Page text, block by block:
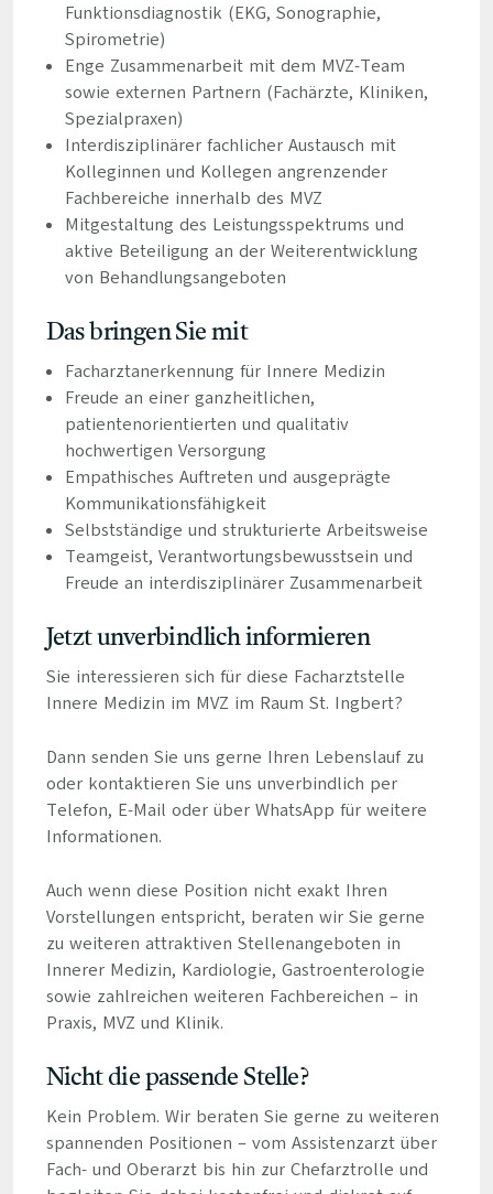
Funktionsdiagnostik (EKG, Sonographie,
Spirometrie)
Enge Zusammenarbeit mit dem MVZ-Team
sowie externen Partnern (Fachärzte, Kliniken,
Spezialpraxen)
Interdisziplinärer fachlicher Austausch mit
Kolleginnen und Kollegen angrenzender
Fachbereiche innerhalb des MVZ
Mitgestaltung des Leistungsspektrums und
aktive Beteiligung an der Weiterentwicklung
von Behandlungsangeboten
Das bringen Sie mit
Facharztanerkennung für Innere Medizin
Freude an einer ganzheitlichen,
patientenorientierten und qualitativ
hochwertigen Versorgung
Empathisches Auftreten und ausgeprägte
Kommunikationsfähigkeit
Selbstständige und strukturierte Arbeitsweise
Teamgeist, Verantwortungsbewusstsein und
Freude an interdisziplinärer Zusammenarbeit
Jetzt unverbindlich informieren
Sie interessieren sich für diese Facharztstelle
Innere Medizin im MVZ im Raum St. Ingbert?
Dann senden Sie uns gerne Ihren Lebenslauf zu
oder kontaktieren Sie uns unverbindlich per
Telefon, E-Mail oder über WhatsApp für weitere
Informationen.
Auch wenn diese Position nicht exakt Ihren
Vorstellungen entspricht, beraten wir Sie gerne
zu weiteren attraktiven Stellenangeboten in
Innerer Medizin, Kardiologie, Gastroenterologie
sowie zahlreichen weiteren Fachbereichen – in
Praxis, MVZ und Klinik.
Nicht die passende Stelle?
Kein Problem. Wir beraten Sie gerne zu weiteren
spannenden Positionen – vom Assistenzarzt über
Fach- und Oberarzt bis hin zur Chefarztrolle und